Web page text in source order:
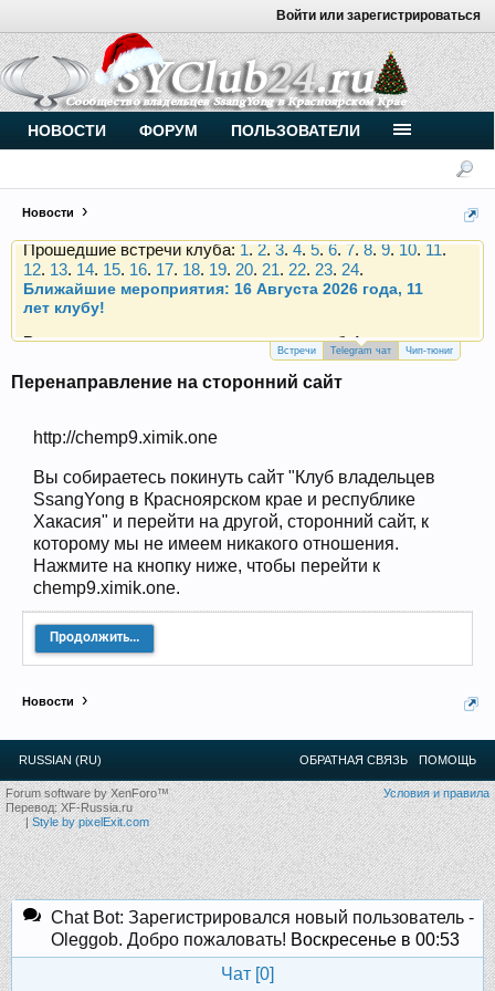
Войти или зарегистрироваться
Новости
Внимание, новые участники нашего клуба!
Основное общение происходит вTelegram-чате.
Присоединяйтесь.
Чип-тюнинг (прошивка) дизелей от
Vahmurka
Прошедшие встречи клуба:
12.13.14.15.16.17.18.19.20.21.22.23.24.
Ближайшие мероприятия: 16 Августа 2026 года, 11
лет клубу!
Внимание, новые участники нашего клуба!
Чип-тюнинг (прошивка) дизелей от
Прошедшие встречи клуба:1.2. 3 4.5.6 .7.8.9.10.11
12.13.14.15. 16.17.18.19.20. 21.22 .23.24.
Ближайшие мероприятия: 16 Августа 2026 года, 11
лет клубу!
Встречи Telegram чат Чип-тюниг
Перенаправление на сторонний сайт
http://chemp9.ximik.one
Вы собираетесь покинуть сайт "Клуб владельцев
SsangYong в Красноярском крае и республике
Хакасия" и перейти на другой, сторонний сайт, к
которому мы не имеем никакого отношения.
Нажмите на кнопку ниже, чтобы перейти к
chemp9.ximik.one.
Продолжить...
Новости
НОВОСТИ ФОРУМ ПОЛЬЗОВАТЕЛИ
RUSSIAN (RU) ОБРАТНАЯ СВЯЗЬ ПОМОЩЬ
Условия и правила
Forum software by XenForo™
Перевод:XF-Russia.ru
|Style by pixelExit.com
Chat Bot: Зарегистрировался новый пользователь -
Oleggob. Добро пожаловать! Воскресенье в 00:53
Чат [0]